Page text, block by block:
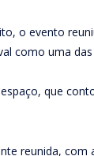
o evento
como uma
que
reunida,